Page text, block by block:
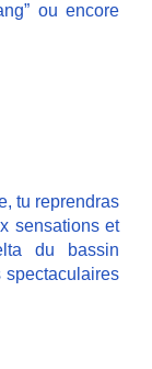
ou encore
tu reprendras
sensations et
du bassin
spectaculaires